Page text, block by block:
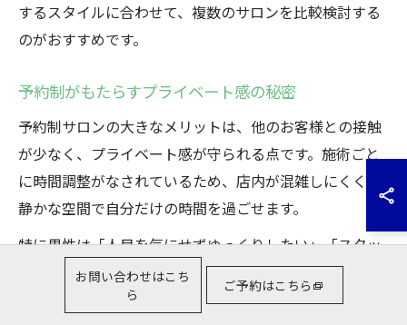
するスタイルに合わせて、複数のサロンを比較検討する
のがおすすめです。
予約制がもたらすプライベート感の秘密
予約制サロンの大きなメリットは、他のお客様との接触
が少なく、プライベート感が守られる点です。施術ごと
に時間調整がなされているため、店内が混雑しにくく、
静かな空間で自分だけの時間を過ごせます。
特に男性は「人目を気にせずゆっくりしたい」「スタッ
フとじっくり相談したい」といった要望が多いですが、
予約制ならこうしたニーズにも応えられます。周囲を気
お問い合わせはこち
ら
ご予約はこちら